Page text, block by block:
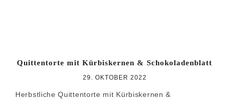
Quittentorte mit Kürbiskernen & Schokoladenblatt
29. OKTOBER 2022
Herbstliche Quittentorte mit Kürbiskernen &